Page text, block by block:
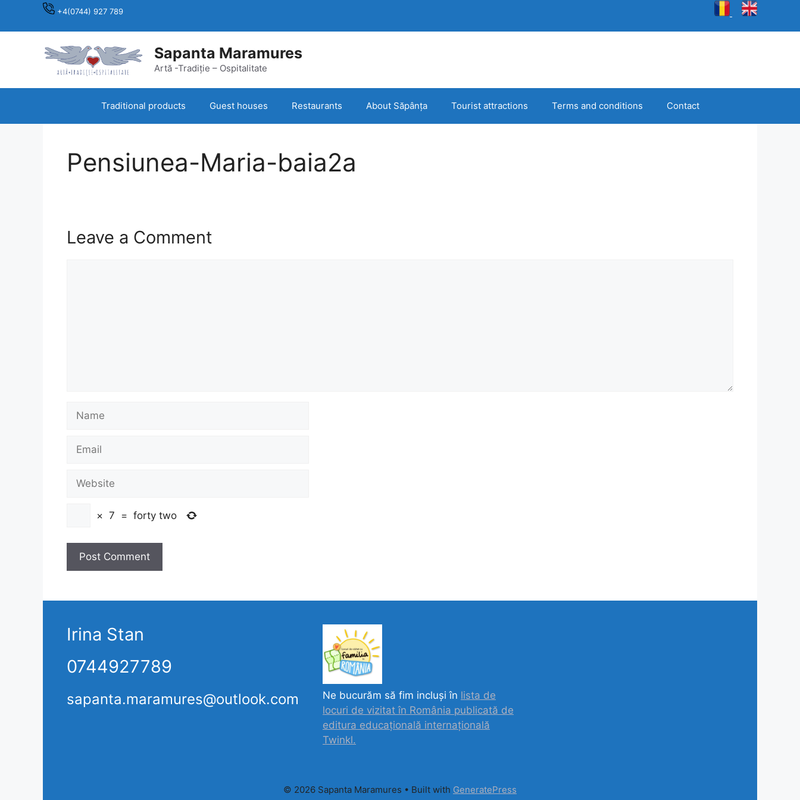
+4(0744) 927 789
Sapanta Maramures
Artă -Tradiție – Ospitalitate
Traditional products Guest houses Restaurants About Săpânța Tourist attractions Terms and conditions Contact
Pensiunea-Maria-baia2a
Leave a Comment
Name
Email
Website
× 7 = forty two
Irina Stan
0744927789
sapanta.maramures@outlook.com Ne bucurăm să fim incluși în lista de
locuri de vizitat în România publicată de
editura educațională internațională
Twinkl.
© 2026 Sapanta Maramures • Built with GeneratePress